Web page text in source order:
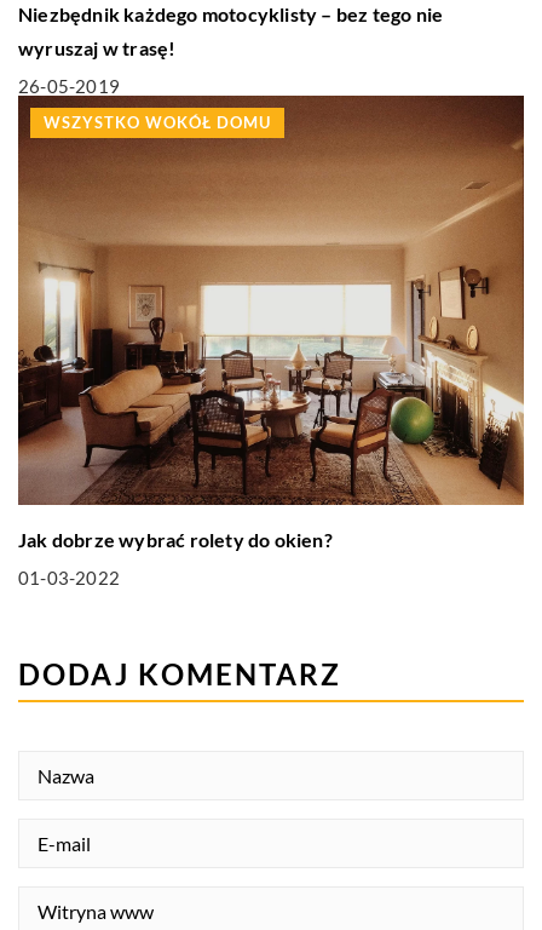
Niezbędnik każdego motocyklisty – bez tego nie
wyruszaj w trasę!
26-05-2019
WSZYSTKO WOKÓŁ DOMU
Jak dobrze wybrać rolety do okien?
01-03-2022
DODAJ KOMENTARZ